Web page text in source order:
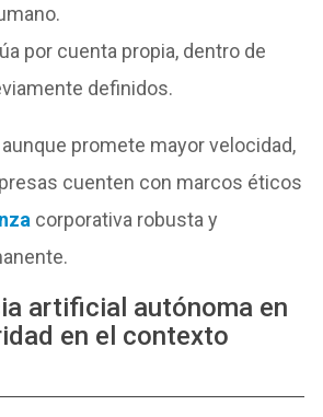
por cuenta propia, dentro de
definidos.
promete mayor velocidad,
cuenten con marcos éticos
corporativa robusta y
artificial autónoma en
en el contexto